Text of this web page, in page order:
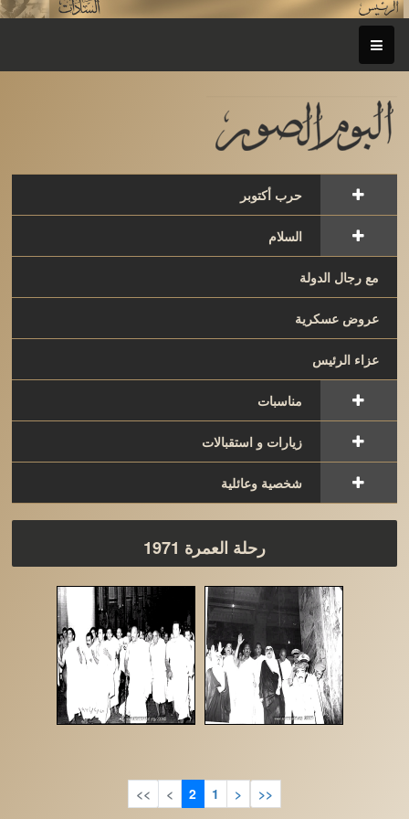
حرب أكتوبر
السلام
مع رجال الدولة
عروض عسكرية
عزاء الرئيس
مناسبات
زيارات و استقبالات
شخصية وعائلية
رحلة العمرة 1971
<<
<
1
2
>
>>